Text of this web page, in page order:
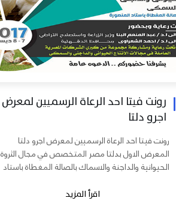
رونت فيتا احد الرعاة الرسميين لمعرض
اجرو دلتا
رونت فيتا احد الرعاة الرسميين لمعرض اجرو دلتا
المعرض الاول بدلتا مصر المتخصص في مجال الثروة
الحيوانية والداجنة والاسماك بالصالة المغطاة باستاد
اقرأ المزيد